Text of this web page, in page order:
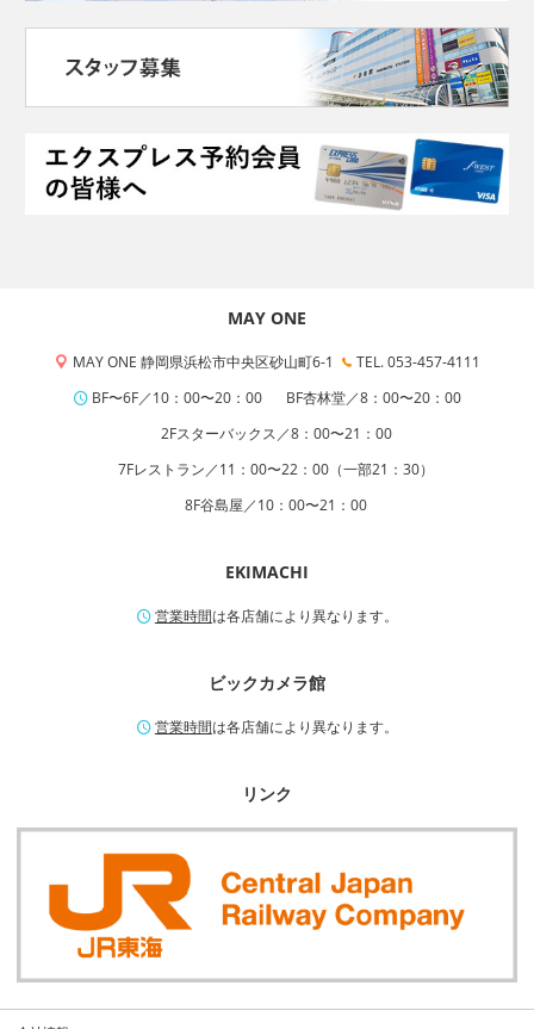
MAY ONE
MAY ONE 静岡県浜松市中央区砂山町6-1
TEL. 053-457-4111
BF〜6F／10：00〜20：00
BF杏林堂／8：00〜20：00
2Fスターバックス／8：00〜21：00
7Fレストラン／11：00〜22：00（一部21：30）
8F谷島屋／10：00〜21：00
EKIMACHI
営業時間は各店舗により異なります。
ビックカメラ館
営業時間は各店舗により異なります。
リンク